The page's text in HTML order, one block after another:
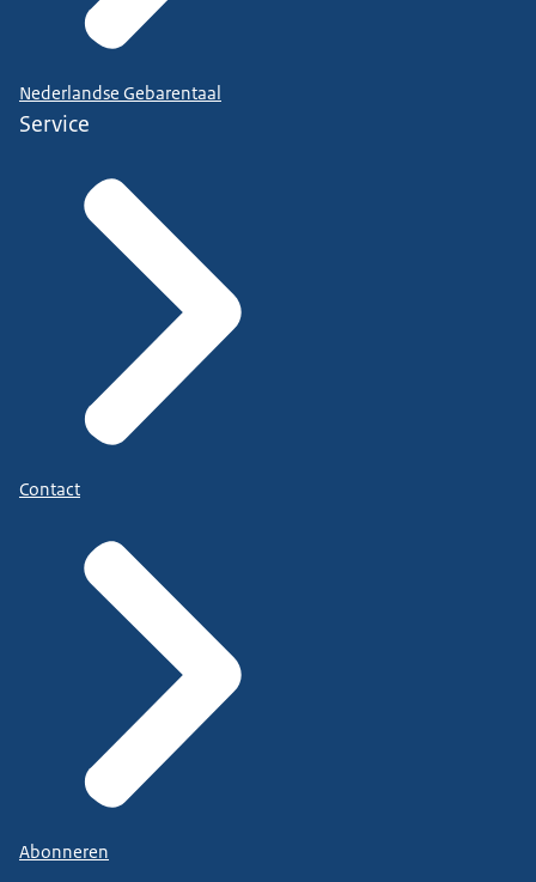
Nederlandse Gebarentaal
Service
Contact
Abonneren